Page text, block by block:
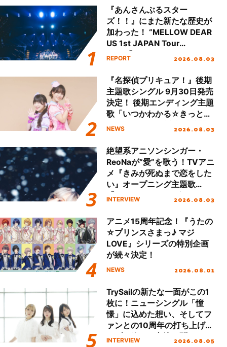
『あんさんぶるスター
ズ！！』にまた新たな歴史が
加わった！ “MELLOW DEAR
US 1st JAPAN Tour
Final「NICE to meet YOU
ート!!
REPORT 2026.08.03
『名探偵プリキュア！』後期
主題歌シングル 9月30日発売
決定！ 後期エンディング主題
歌「いつかわかる☆きっとあ
える」TVサイズ先行配信開
NEWS 2026.08.03
絶望系アニソンシンガー・
ReoNaが“愛”を歌う！TVアニ
メ『きみが死ぬまで恋をした
い』オープニング主題歌
「Amore」インタビュー
INTERVIEW 2026.08.03
アニメ15周年記念！『うたの
☆プリンスさまっ♪ マジ
LOVE』シリーズの特別企画
が続々決定！
NEWS 2026.08.01
TrySailの新たな一面がこの1
枚に！ニューシングル「憧
憬」に込めた想い、そしてフ
ァンとの10周年の打ち上げラ
イブを終えた心境を聞いた。
INTERVIEW 2026.08.05